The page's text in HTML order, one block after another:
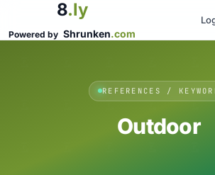
8.ly
Powered by Shrunken.com
REFERENCES /
Outdoor